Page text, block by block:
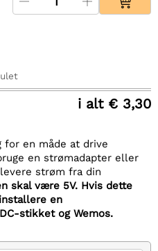
i alt € 3,30
for en måde at drive
en strømadapter eller
strøm fra din
skal være 5V. Hvis dette
en
stikket og Wemos.